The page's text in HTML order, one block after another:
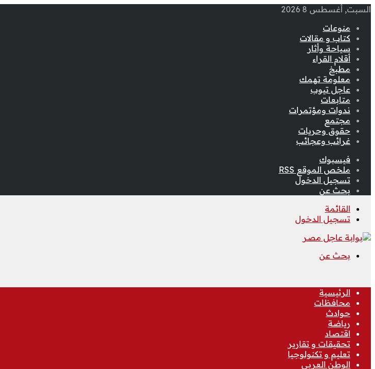
السبت, أغسطس 8 2026
منوعات
كتاب و مقالات
سياحة وأثار
أقلام القراء
مطبخ
معلومة تهمك
عاجل تيوب
متابعات
ندوات ومؤتمرات
مجتمع
حقوق وحريات
غرائب وعجائب
فيسبوك
ملخص الموقع RSS
تسجيل الدخول
بحث عن
القائمة
تسجيل الدخول
بحث عن
الرئيسية
محافظات
حوادث
رياضة
اقتصاد
تحقيقات و تقارير
تعليم و تكنولوجيا
الوطن العربي